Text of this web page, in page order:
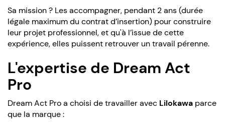
Sa mission ? Les accompagner, pendant 2 ans (durée
légale maximum du contrat d’insertion) pour construire
leur projet professionnel, et qu'à l’issue de cette
expérience, elles puissent retrouver un travail pérenne.
L'expertise de Dream Act
Pro
Dream Act Pro a choisi de travailler avec Lilokawa parce
que la marque :